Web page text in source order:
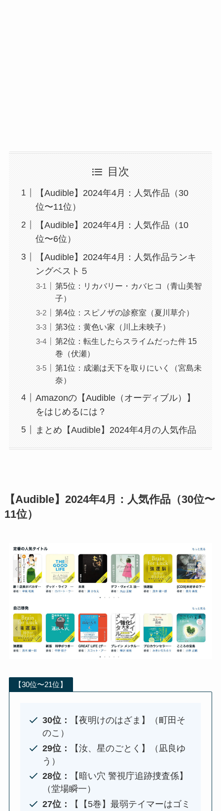
目次
【Audible】2024年4月：人気作品（30
位〜11位）
【Audible】2024年4月：人気作品（10
位〜6位）
【Audible】2024年4月：人気作品ランキ
ングベスト５
第5位：リカバリー・カバヒコ（青山美智
子）
第4位：スピノザの診察室（夏川草介）
第3位：黄色い家（川上未映子）
第2位：転生したらスライムだった件 15
巻（伏瀬）
第1位：成瀬は天下を取りにいく（宮島未
奈）
Amazonの【Audible（オーディブル）】
をはじめるには？
まとめ【Audible】2024年4月の人気作品
【Audible】2024年4月：人気作品（30位〜
11位）
【30位〜21位】
30位：
【夜明けのはざま】（町田そ
のこ）
29位：
【汝、星のごとく】（凪良ゆ
う）
28位：
【暗い穴 警視庁追跡捜査係】
（堂場瞬一）
27位：
【【5巻】最弱テイマーはゴミ